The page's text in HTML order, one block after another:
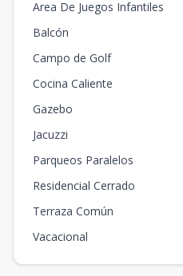
Area De Juegos Infantiles
Balcón
Campo de Golf
Cocina Caliente
Gazebo
Jacuzzi
Parqueos Paralelos
Residencial Cerrado
Terraza Común
Vacacional